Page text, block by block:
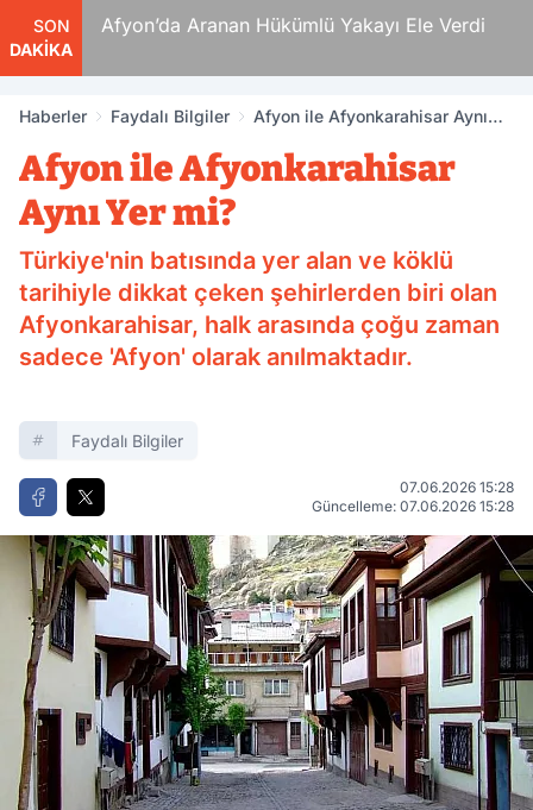
SON
DAKİKA
Afyon’da Aranan Hükümlü Yakayı Ele Verdi
Haberler Faydalı Bilgiler
Afyon ile Afyonkarahisar Aynı
Afyon ile Afyonkarahisar
Aynı Yer mi?
Türkiye'nin batısında yer alan ve köklü
tarihiyle dikkat çeken şehirlerden biri olan
Afyonkarahisar, halk arasında çoğu zaman
sadece 'Afyon' olarak anılmaktadır.
Faydalı Bilgiler
07.06.2026 15:28
Güncelleme: 07.06.2026 15:28